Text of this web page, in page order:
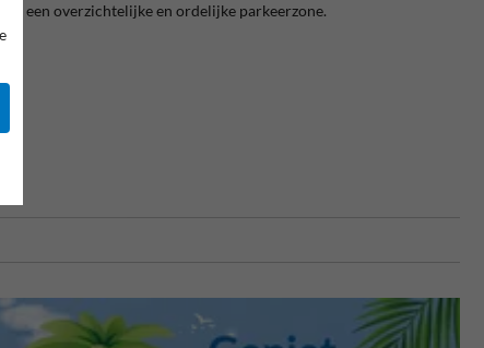
een overzichtelijke en ordelijke parkeerzone.